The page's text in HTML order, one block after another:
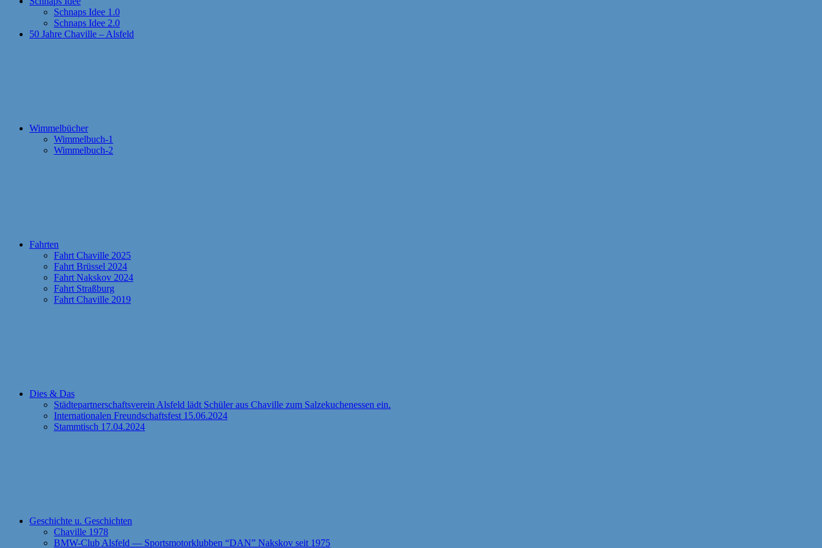
Schnaps Idee 1.0
Schnaps Idee 2.0
50 Jahre Chaville – Alsfeld
Wimmelbücher
Wimmelbuch-1
Wimmelbuch-2
Fahrten
Fahrt Chaville 2025
Fahrt Brüssel 2024
Fahrt Nakskov 2024
Fahrt Straßburg
Fahrt Chaville 2019
Dies & Das
Städtepartnerschaftsverein Alsfeld lädt Schüler aus Chaville zum Salzekuchenessen ein.
Internationalen Freundschaftsfest 15.06.2024
Stammtisch 17.04.2024
Geschichte u. Geschichten
Chaville 1978
BMW-Club Alsfeld — Sportsmotorklubben “DAN” Nakskov seit 1975